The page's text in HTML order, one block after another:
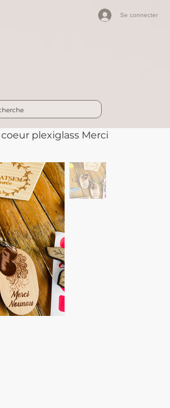
Se connecter
plexiglass Merci